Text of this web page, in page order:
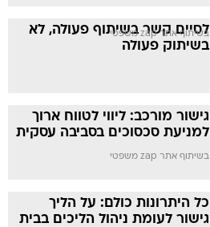
לסיים קשר בשיתוף פעולה, לא
בשיתוק פעולה
בשיתוף אתר zap משפטי
גישור מורכב: ליווי לטווח ארוך
למניעת סכסוכים בסביבה עסקית
בשיתוף אתר zap משפטי
כל היתרונות כולם: על הליך
גישור לעומת ניהול הליכים בבית